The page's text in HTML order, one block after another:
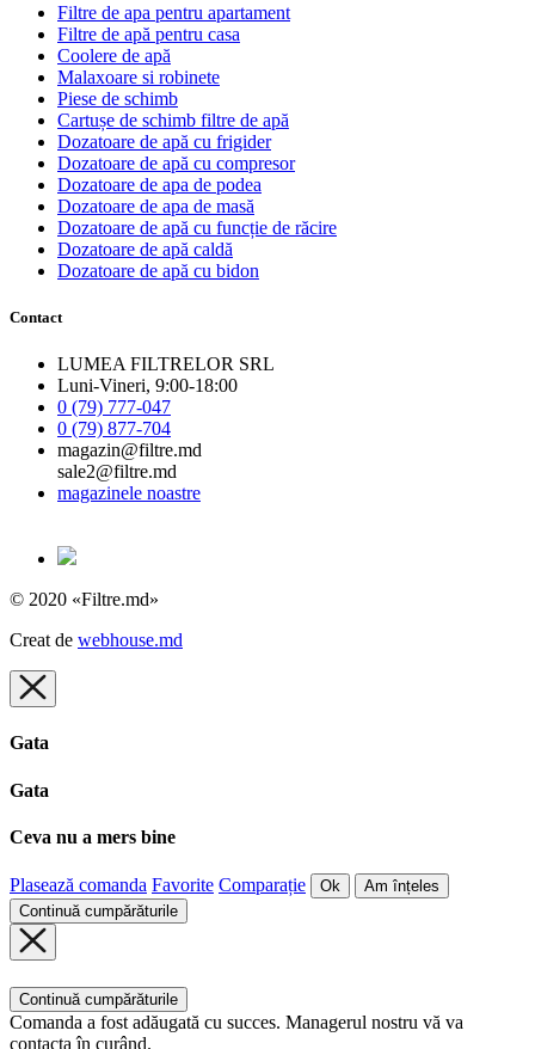
Filtre de apa pentru apartament
Filtre de apă pentru casa
Coolere de apă
Malaxoare si robinete
Piese de schimb
Cartușe de schimb filtre de apă
Dozatoare de apă cu frigider
Dozatoare de apă cu compresor
Dozatoare de apa de podea
Dozatoare de apa de masă
Dozatoare de apă cu funcție de răcire
Dozatoare de apă caldă
Dozatoare de apă cu bidon
Contact
LUMEA FILTRELOR SRL
Luni-Vineri, 9:00-18:00
0 (79) 777-047
0 (79) 877-704
magazin@filtre.md
sale2@filtre.md
magazinele noastre
© 2020 «Filtre.md»
Creat de webhouse.md
Gata
Gata
Ceva nu a mers bine
Plasează comanda Favorite Comparație Ok
Am înțeles
Continuă cumpărăturile
Continuă cumpărăturile
Comanda a fost adăugată cu succes. Managerul nostru vă va
contacta în curând.